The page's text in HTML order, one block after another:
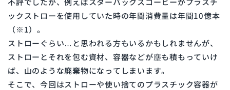
ックストローを使用していた時の年間消費量は年間10億本
（※1）。
ストローぐらい…と思われる方もいるかもしれませんが、
ストローとそれを包む資材、容器などが塵も積もっていけ
ば、山のような廃棄物になってしまいます。
そこで、今回はストローや使い捨てのプラスチック容器が